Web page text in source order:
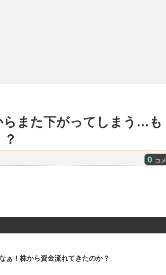
らまた下がってしまう…も
0 コメ
ぁ！株から資金流れてきたのか？